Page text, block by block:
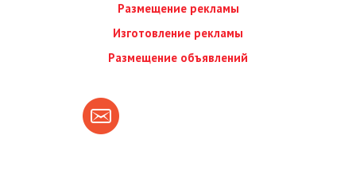
Размещение рекламы
Изготовление рекламы
Размещение объявлений